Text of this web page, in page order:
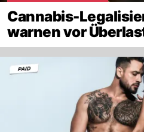
Cannabis-
warnen vor